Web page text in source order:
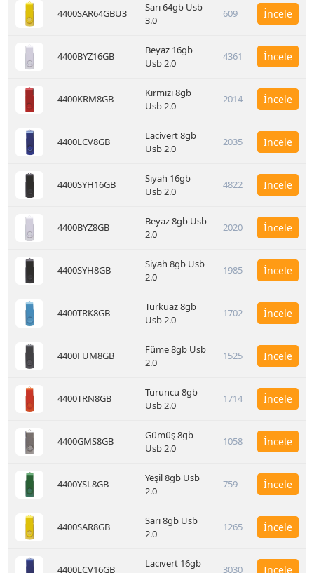
4400SAR64GBU3
Sarı 64gb Usb
3.0
609 İncele
4400BYZ16GB
Beyaz 16gb
Usb 2.0
4361 İncele
4400KRM8GB
Kırmızı 8gb
Usb 2.0
2014 İncele
4400LCV8GB
Lacivert 8gb
Usb 2.0
2035 İncele
4400SYH16GB
Siyah 16gb
Usb 2.0
4822 İncele
4400BYZ8GB
Beyaz 8gb Usb
2.0
2020 İncele
4400SYH8GB
Siyah 8gb Usb
2.0
1985 İncele
4400TRK8GB
Turkuaz 8gb
Usb 2.0
1702 İncele
4400FUM8GB
Füme 8gb Usb
2.0
1525 İncele
4400TRN8GB
Turuncu 8gb
Usb 2.0
1714 İncele
4400GMS8GB
Gümüş 8gb
Usb 2.0
1058 İncele
4400YSL8GB
Yeşil 8gb Usb
2.0
759 İncele
4400SAR8GB
Sarı 8gb Usb
2.0
1265 İncele
4400LCV16GB
Lacivert 16gb
3030 İncele